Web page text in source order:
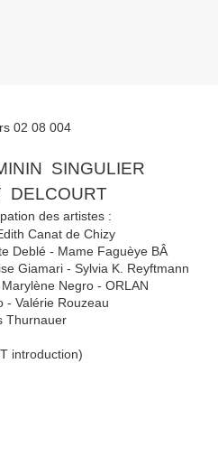
SINGULIER
DELCOURT
des artistes :
Canat de Chizy
Deblé - Mame Faguèye BÂ
Giamari - Sylvia K. Reyftmann
Negro - ORLAN
- Valérie Rouzeau
Thurnauer
introduction)